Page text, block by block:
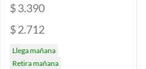
$ 3.390
$ 2.712
Llega mañana
Retira mañana